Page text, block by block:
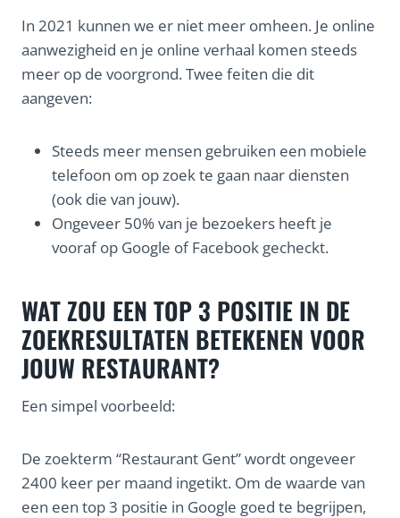
In 2021 kunnen we er niet meer omheen. Je online
aanwezigheid en je online verhaal komen steeds
meer op de voorgrond. Twee feiten die dit
aangeven:
Steeds meer mensen gebruiken een mobiele
telefoon om op zoek te gaan naar diensten
(ook die van jouw).
Ongeveer 50% van je bezoekers heeft je
vooraf op Google of Facebook gecheckt.
WAT ZOU EEN TOP 3 POSITIE IN DE
ZOEKRESULTATEN BETEKENEN VOOR
JOUW RESTAURANT?
Een simpel voorbeeld:
De zoekterm “Restaurant Gent” wordt ongeveer
2400 keer per maand ingetikt. Om de waarde van
een een top 3 positie in Google goed te begrijpen,